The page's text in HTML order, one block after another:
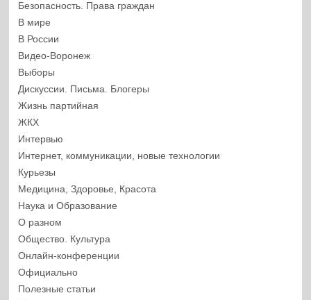
Безопасность. Права граждан
В мире
В России
Видео-Воронеж
Выборы
Дискуссии. Письма. Блогеры
Жизнь партийная
ЖКХ
Интервью
Интернет, коммуникации, новые технологии
Курьезы
Медицина, Здоровье, Красота
Наука и Образование
О разном
Общество. Культура
Онлайн-конференции
Официально
Полезные статьи